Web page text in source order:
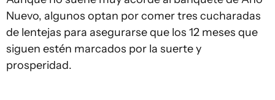
Nuevo, algunos optan por comer tres cucharadas
de lentejas para asegurarse que los 12 meses que
siguen estén marcados por la suerte y
prosperidad.